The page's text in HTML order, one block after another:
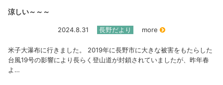
涼しい～～～
2024.8.31 長野だより more
米子大瀑布に行きました。 2019年に長野市に大きな被害をもたらした
台風19号の影響により長らく登山道が封鎖されていましたが、昨年春
よ…